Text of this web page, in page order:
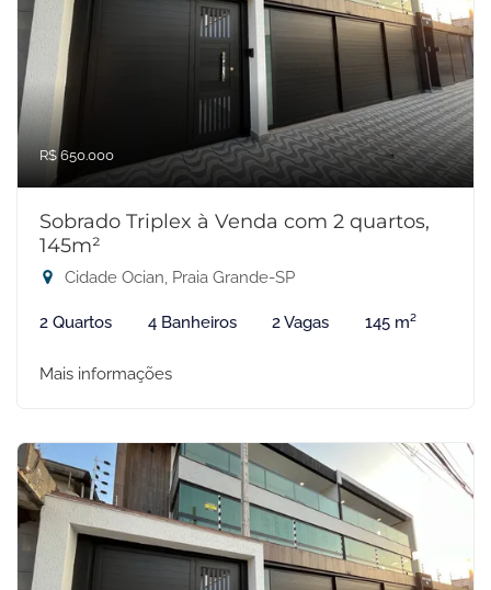
R$ 650.000
Sobrado Triplex à Venda com 2 quartos,
145m²
Cidade Ocian, Praia Grande-SP
2 Quartos 4 Banheiros 2 Vagas 145 m²
Mais informações